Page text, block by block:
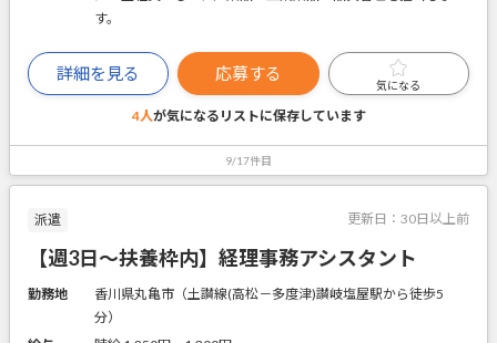
す。
詳細を見る 応募する
気になる
4人が気になるリストに保存しています
9/17件目
派遣 更新日： 30日以上前
【週3日～扶養枠内】経理事務アシスタント
勤務地
香川県丸亀市（土讃線(高松－多度津)讃岐塩屋駅から徒歩5
分）